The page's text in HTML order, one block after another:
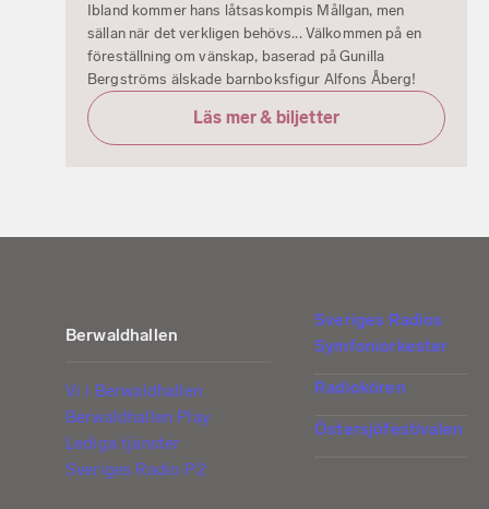
Ibland kommer hans låtsaskompis Mållgan, men
sällan när det verkligen behövs... Välkommen på en
föreställning om vänskap, baserad på Gunilla
Bergströms älskade barnboksfigur Alfons Åberg!
Läs mer & biljetter
Berwaldhallen
Vi i Berwaldhallen
Berwaldhallen Play
Lediga tjänster
Sveriges Radio P2
Sveriges Radios
Symfoniorkester
Radiokören
Östersjöfestivalen